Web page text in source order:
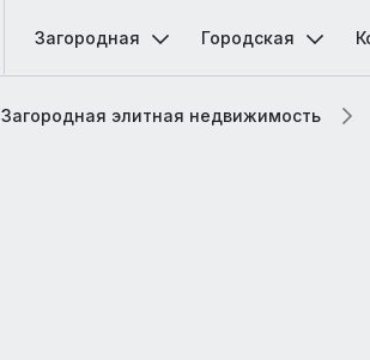
Загородная Городская
Загородная элитная недвижимость